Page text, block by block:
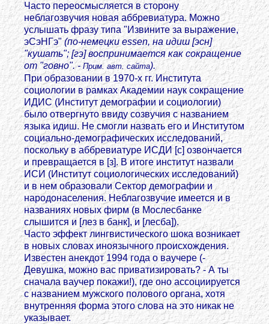
Часто переосмысляется в сторону
неблагозвучия новая аббревиатура. Можно
услышать фразу типа "Извините за выражение,
эСэНГэ"(по-немецки essen, на идиш [эсн]
"кушать"; [гэ] воспринимается как сокращение
от "говно". -Прим. авт. сайта).
При образовании в 1970-х гг. Института
социологии в рамках Академии наук сокращение
ИДИС (Институт демографии и социологии)
было отвергнуто ввиду созвучия с названием
языка идиш. Не смогли назвать его и Институтом
социально-демографических исследований,
поскольку в аббревиатуре ИСДИ [с] озвончается
и превращается в [з]. B итоге институт назвали
ИСИ (Институт социологических исследований)
и в нем образовали Сектор демографии и
народонаселения. Неблагозвучие имеется и в
названиях новых фирм (в Мослесбанке
слышится и [лез в банк], и [лесба]).
Часто эффект лингвистического шока возникает
в новых словах иноязычного происхождения.
Известен анекдот 1994 года о ваучере (-
Девушка, можно вас приватизировать? - А ты
сначала ваучер покажи!), где оно ассоциируется
с названием мужского полового органа, хотя
внутренняя форма этого слова на это никак не
указывает.